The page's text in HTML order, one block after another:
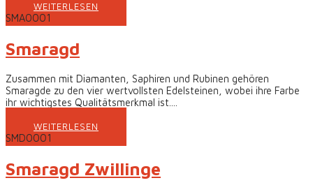
WEITERLESEN
SMA0001
Smaragd
Zusammen mit Diamanten, Saphiren und Rubinen gehören
Smaragde zu den vier wertvollsten Edelsteinen, wobei ihre Farbe
ihr wichtigstes Qualitätsmerkmal ist....
WEITERLESEN
SMD0001
Smaragd Zwillinge